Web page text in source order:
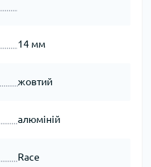
14 мм
жовтий
алюміній
Race